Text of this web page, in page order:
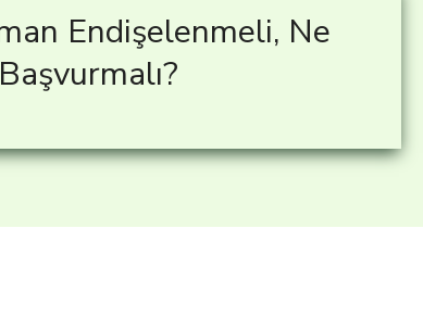
Endişelenmeli, Ne